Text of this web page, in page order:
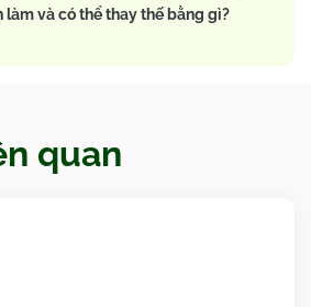
làm và có thể thay thế bằng gì?
quan